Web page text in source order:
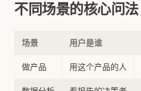
不同场景的核心问法
场景 用户是谁
做产品 用这个产品的人